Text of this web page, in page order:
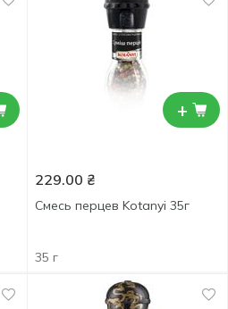
+
229.00 ₴
Смесь перцев Kotanyi 35г
35 г